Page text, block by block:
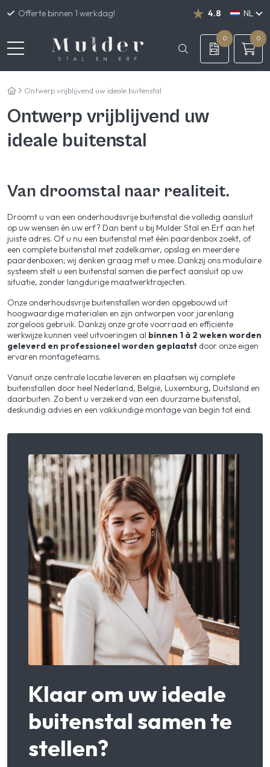
Offerte binnen 1 werkdag! 4.8
NL
EN
0 0
Ontwerp vrijblijvend uw ideale buitenstal
Ontwerp vrijblijvend uw
ideale buitenstal
Van droomstal naar realiteit.
Droomt u van een onderhoudsvrije buitenstal die volledig aansluit
op uw wensen én uw erf? Dan bent u bij Mulder Stal en Erf aan het
juiste adres. Of u nu een buitenstal met één paardenbox zoekt, of
een complete buitenstal met zadelkamer, opslag en meerdere
paardenboxen; wij denken graag met u mee. Dankzij ons modulaire
systeem stelt u een buitenstal samen die perfect aansluit op uw
situatie, zonder langdurige maatwerktrajecten.
Onze onderhoudsvrije buitenstallen worden opgebouwd uit
hoogwaardige materialen en zijn ontworpen voor jarenlang
zorgeloos gebruik. Dankzij onze grote voorraad en efficiënte
werkwijze kunnen veel uitvoeringen al binnen 1 à 2 weken worden
geleverd en professioneel worden geplaatst door onze eigen
ervaren montageteams.
Vanuit onze centrale locatie leveren en plaatsen wij complete
buitenstallen door heel Nederland, België, Luxemburg, Duitsland en
daarbuiten. Zo bent u verzekerd van een duurzame buitenstal,
deskundig advies en een vakkundige montage van begin tot eind.
Klaar om uw ideale
buitenstal samen te
stellen?